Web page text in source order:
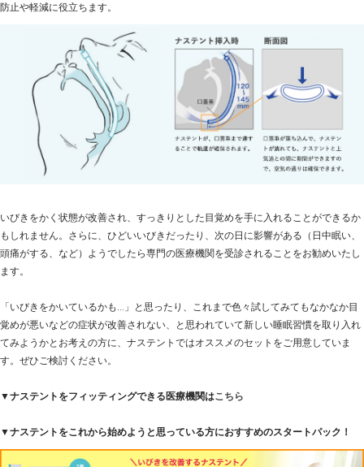
防止や軽減に役立ちます。
いびきをかく状態が改善され、すっきりとした目覚めを手に入れることができるか
もしれません。さらに、ひどいいびきだったり、次の日に影響がある（日中眠い、
頭痛がする、など）ようでしたら専門の医療機関を受診されることをお勧めいたし
ます。
「いびきをかいているかも…」と思ったり、これまで色々試してみてもなかなか目
覚めが悪いなどの症状が改善されない、と思われていて新しい睡眠習慣を取り入れ
てみようかとお考えの方に、ナステントではオススメのセットをご用意していま
す。ぜひご検討ください。
▼ナステントをフィッティングできる医療機関はこちら
▼ナステントをこれから始めようと思っている方におすすめのスタートパック！